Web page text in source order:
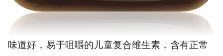
味道好，易于咀嚼的儿童复合维生素，含有正常